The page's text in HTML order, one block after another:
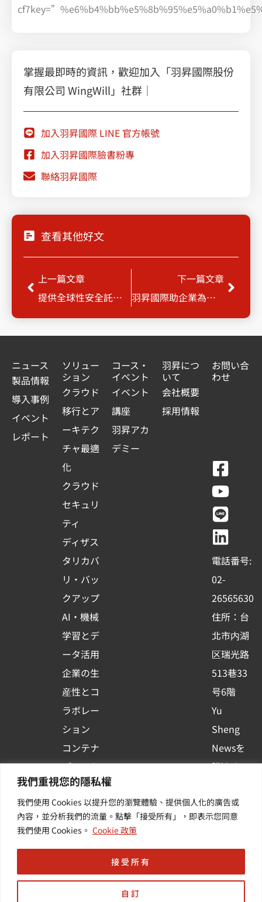
我們重視您的隱私權
我們使用 Cookies 以提升您的瀏覽體驗、提供個人化的廣告或
內容，並分析我們的流量。點擊「接受所有」，即表示您同意
我們使用 Cookies。 Cookie 政策
自訂
接受所有
掌握最即時的資訊，歡迎加入「羽昇國際股份
有限公司 WingWill」社群｜
加入羽昇國際 LINE 官方帳號
加入羽昇國際臉書粉專
聯絡羽昇國際
查看其他好文
Prev
上一篇文章
提供全球性安全託管的SASE雲服務，羽昇國際成為Cato Networks官方合作夥伴
下一篇文章
羽昇國際助企業為多雲數據遷徙奠定勝基
Next
ニュース
製品情報
導入事例
イベント
レポート
ソリュー
ション
クラウド
移行とア
ーキテク
チャ最適
化
クラウド
セキュリ
ティ
ディザス
タリカバ
リ・バッ
クアップ
AI・機械
学習とデ
ータ活用
企業の生
産性とコ
ラボレー
ション
コンテナ
プラット
フォーム
活用
その他・
コース・
イベント
イベント
講座
羽昇アカ
デミー
羽昇につ
いて
会社概要
採用情報
お問い合
わせ
F
a
c
e
b
o
o
k
-
s
q
u
a
r
e
Y
o
u
t
u
b
e
L
i
n
e
L
i
n
k
e
d
i
n
電話番号:
02-
26565630
住所：台
北市内湖
区瑞光路
513巷33
号6階
Yu
Sheng
Newsを
購読する
イベント
や業界情